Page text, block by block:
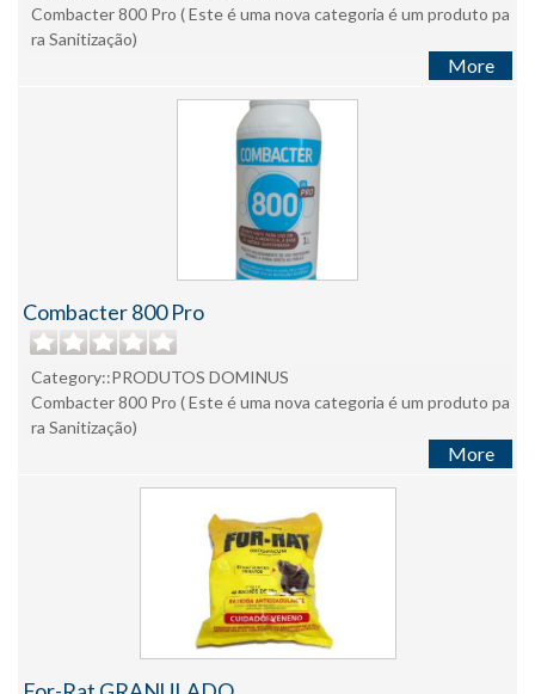
Combacter 800 Pro ( Este é uma nova categoria é um produto pa
ra Sanitização)
More
Combacter 800 Pro
Category::PRODUTOS DOMINUS
Combacter 800 Pro ( Este é uma nova categoria é um produto pa
ra Sanitização)
More